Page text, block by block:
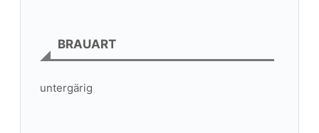
BRAUART
untergärig